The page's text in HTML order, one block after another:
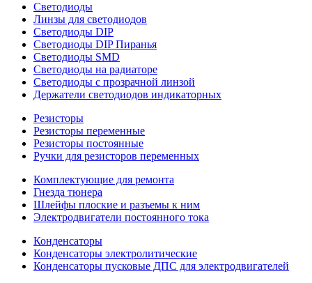
Светодиоды
Линзы для светодиодов
Светодиоды DIP
Светодиоды DIP Пиранья
Светодиоды SMD
Светодиоды на радиаторе
Светодиоды с прозрачной линзой
Держатели светодиодов индикаторных
Резисторы
Резисторы переменные
Резисторы постоянные
Ручки для резисторов переменных
Комплектующие для ремонта
Гнезда тюнера
Шлейфы плоские и разъемы к ним
Электродвигатели постоянного тока
Конденсаторы
Конденсаторы электролитические
Конденсаторы пусковые ДПС для электродвигателей